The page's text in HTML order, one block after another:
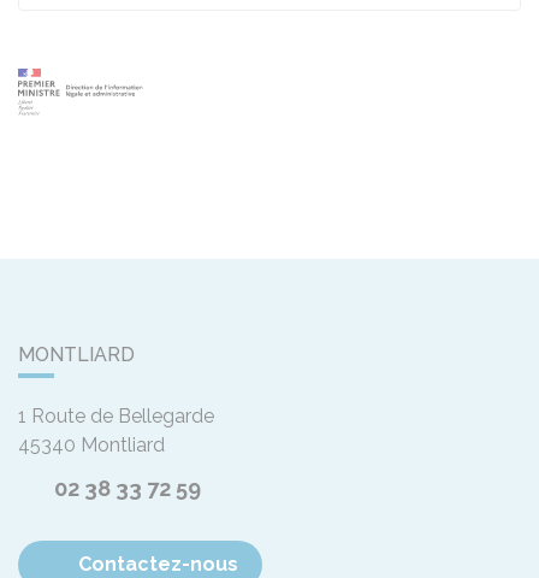
MONTLIARD
1 Route de Bellegarde
45340 Montliard
02 38 33 72 59
Contactez-nous